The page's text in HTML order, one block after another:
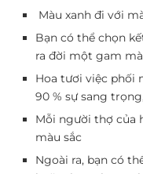
Màu xanh đi với
Bạn có thể chọn
ra đời một gam
Hoa tươi việc phối
90 % sự sang
Mỗi người thợ của
màu sắc
Ngoài ra, bạn có